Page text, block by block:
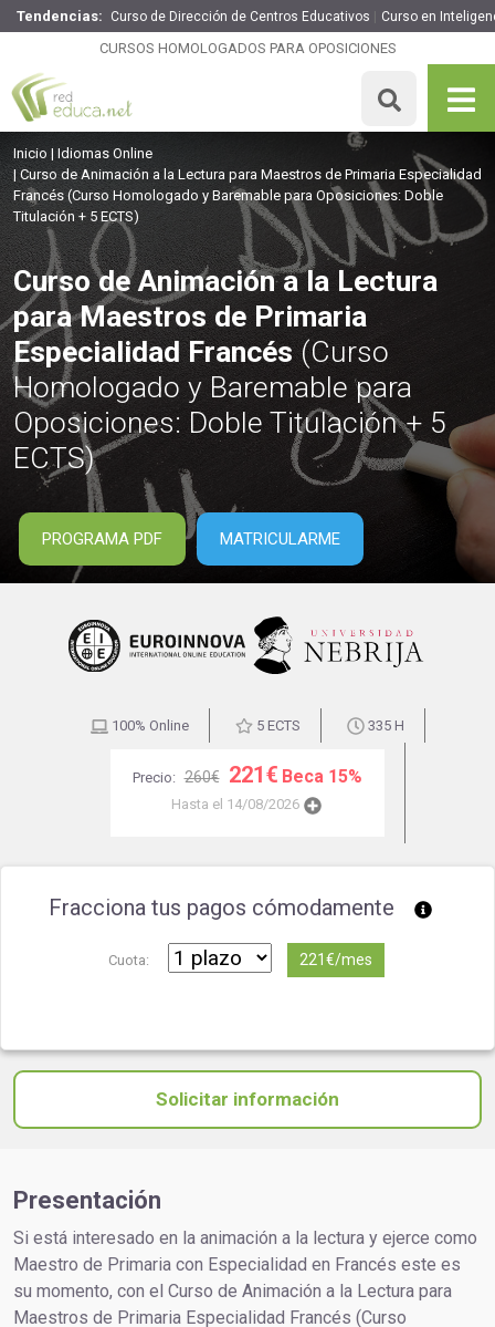
Tendencias: Curso de Dirección de Centros Educativos Curso en
CURSOS HOMOLOGADOS PARA OPOSICIONES
Curso de Animación a la Lectura para Maestros de
Primaria Especialidad Francés
335 H
Inicio
Idiomas Online
Curso de Animación a la Lectura para Maestros de Primaria Especialidad
Francés (Curso Homologado y Baremable para Oposiciones: Doble
Titulación + 5 ECTS)
Curso de Animación a la Lectura
para Maestros de Primaria
Especialidad Francés(Curso
Homologado y Baremable para
Oposiciones: Doble Titulación + 5
ECTS)
PROGRAMA PDF MATRICULARME
100% Online 5 ECTS 335 H
Precio: 260€ 221€ Beca 15%
Hasta el 14/08/2026
Fracciona tus pagos cómodamente
Cuota: 221€/mes
Solicitar información
Presentación
Si está interesado en la animación a la lectura y ejerce como
Maestro de Primaria con Especialidad en Francés este es
su momento, con el Curso de Animación a la Lectura para
Maestros de Primaria Especialidad Francés (Curso